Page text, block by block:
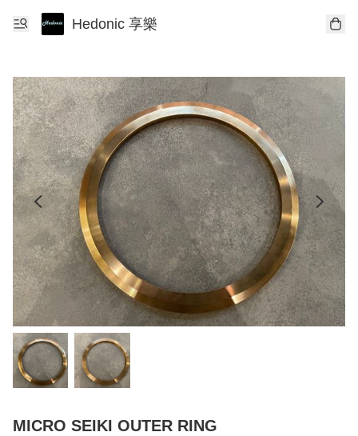
Hedonic 享樂
MICRO SEIKI OUTER RING